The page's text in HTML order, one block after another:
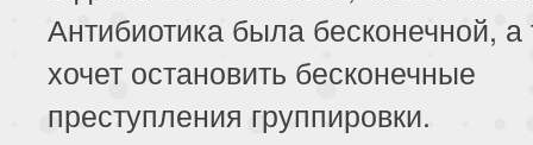
Антибиотика была бесконечной, а
хочет остановить бесконечные
преступления группировки.